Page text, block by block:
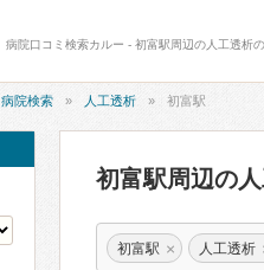
病院口コミ検索カルー - 初富駅周辺の人工透析
病院検索 人工透析 初富駅
初富駅周辺の
初富駅 × 人工透析